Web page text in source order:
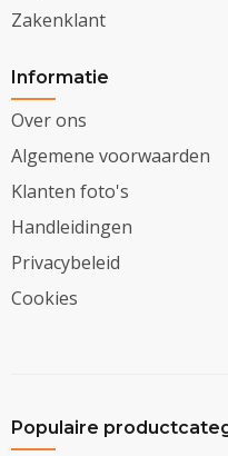
Zakenklant
Informatie
Over ons
Algemene voorwaarden
Klanten foto's
Handleidingen
Privacybeleid
Cookies
Populaire